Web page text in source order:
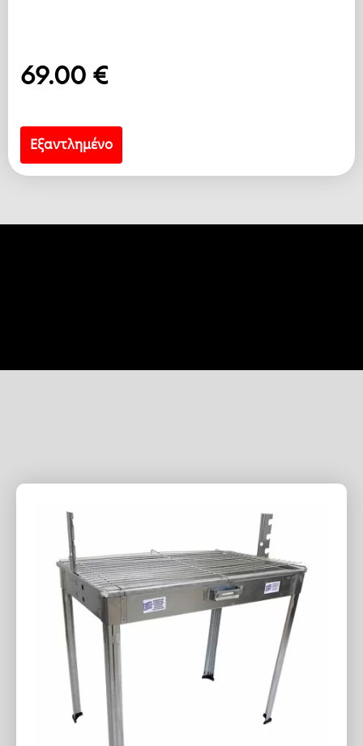
69.00 €
Εξαντλημένο